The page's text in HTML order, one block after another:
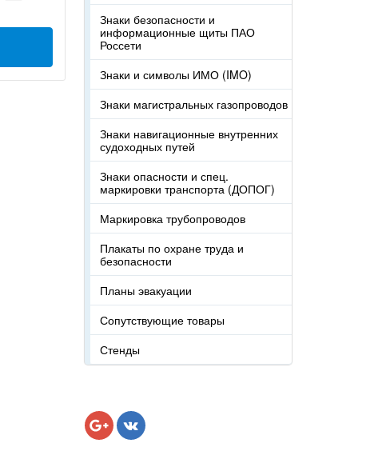
Знаки безопасности и
информационные щиты ПАО
Россети
Знаки и символы ИМО (IMO)
Знаки магистральных газопроводов
Знаки навигационные внутренних
судоходных путей
Знаки опасности и спец.
маркировки транспорта (ДОПОГ)
Маркировка трубопроводов
Плакаты по охране труда и
безопасности
Планы эвакуации
Сопутствующие товары
Стенды